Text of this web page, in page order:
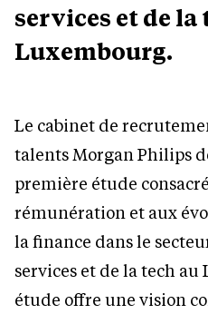
services et de la
Luxembourg.
Le cabinet de
talents Morgan Philips
première étude
rémunération et aux
la finance dans le
services et de la tech
étude offre une vision